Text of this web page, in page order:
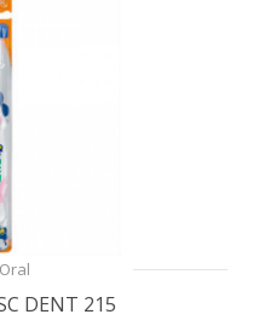
DENT 215